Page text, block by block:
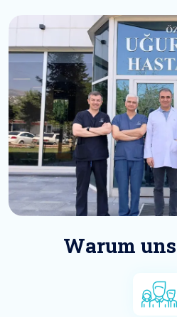
Warum